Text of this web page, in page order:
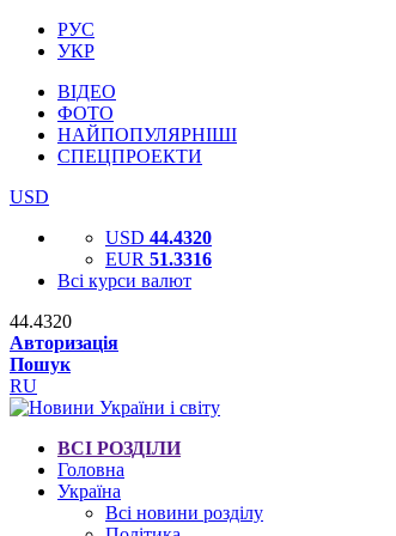
РУС
УКР
ВІДЕО
ФОТО
НАЙПОПУЛЯРНІШІ
СПЕЦПРОЕКТИ
USD
USD 44.4320
EUR 51.3316
Всі курси валют
44.4320
Авторизація
Пошук
RU
ВСІ РОЗДІЛИ
Головна
Україна
Всі новини розділу